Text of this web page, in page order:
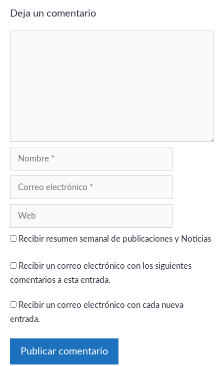
Deja un comentario
Recibir resumen semanal de publicaciones y Noticias
Recibir un correo electrónico con los siguientes
comentarios a esta entrada.
Recibir un correo electrónico con cada nueva
entrada.